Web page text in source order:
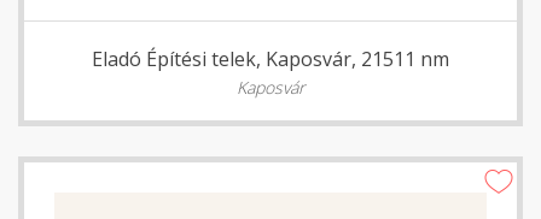
Eladó Építési telek, Kaposvár, 21511 nm
Kaposvár